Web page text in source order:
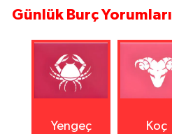
Günlük Burç Yorumları
Yengeç Koç